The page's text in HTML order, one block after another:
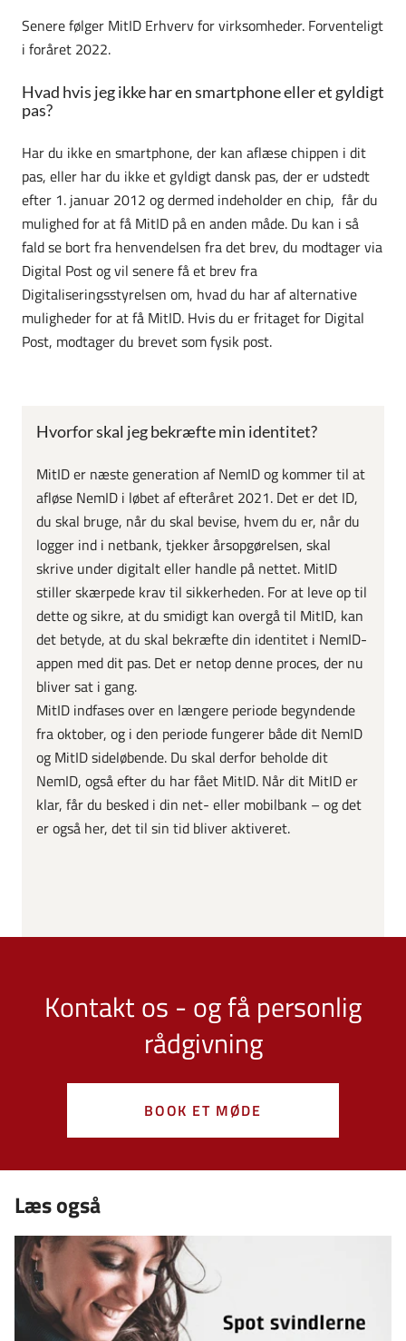
Senere følger MitID Erhverv for virksomheder. Forventeligt
i foråret 2022.
Hvad hvis jeg ikke har en smartphone eller et gyldigt
pas?
Har du ikke en smartphone, der kan aflæse chippen i dit
pas, eller har du ikke et gyldigt dansk pas, der er udstedt
efter 1. januar 2012 og dermed indeholder en chip, får du
mulighed for at få MitID på en anden måde. Du kan i så
fald se bort fra henvendelsen fra det brev, du modtager via
Digital Post og vil senere få et brev fra
Digitaliseringsstyrelsen om, hvad du har af alternative
muligheder for at få MitID. Hvis du er fritaget for Digital
Post, modtager du brevet som fysik post.
Hvorfor skal jeg bekræfte min identitet?
MitID er næste generation af NemID og kommer til at
afløse NemID i løbet af efteråret 2021. Det er det ID,
du skal bruge, når du skal bevise, hvem du er, når du
logger ind i netbank, tjekker årsopgørelsen, skal
skrive under digitalt eller handle på nettet. MitID
stiller skærpede krav til sikkerheden. For at leve op til
dette og sikre, at du smidigt kan overgå til MitID, kan
det betyde, at du skal bekræfte din identitet i NemID-
appen med dit pas. Det er netop denne proces, der nu
bliver sat i gang.
MitID indfases over en længere periode begyndende
fra oktober, og i den periode fungerer både dit NemID
og MitID sideløbende. Du skal derfor beholde dit
NemID, også efter du har fået MitID. Når dit MitID er
klar, får du besked i din net- eller mobilbank – og det
er også her, det til sin tid bliver aktiveret.
Kontakt os - og få personlig
rådgivning
BOOK ET MØDE
Læs også